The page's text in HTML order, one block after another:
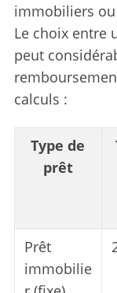
immobiliers
Le choix entre
peut
calculs :
Type de
prêt
Prêt
immobilie